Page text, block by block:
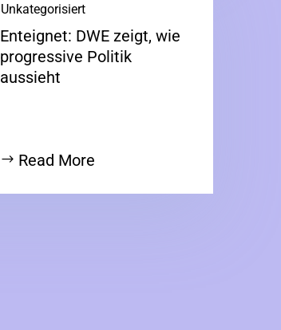
Enteignet: DWE zeigt, wie
progressive Politik
aussieht
Unkategorisiert
Read More